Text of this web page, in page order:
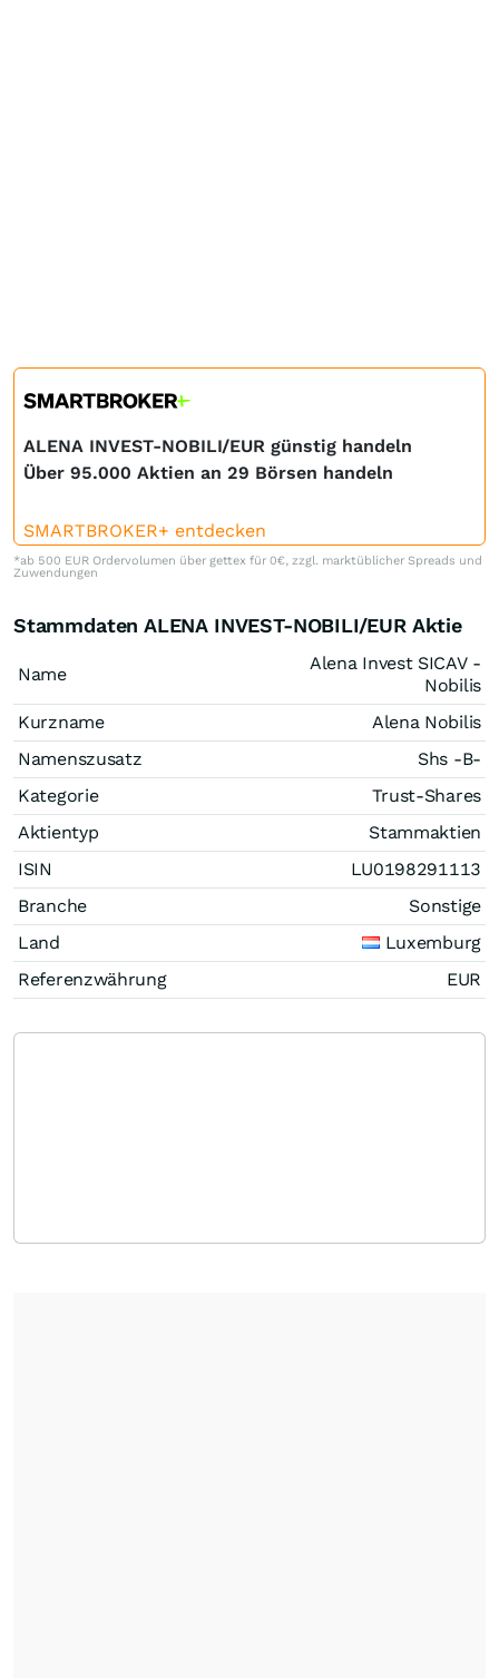
ALENA INVEST-NOBILI/EUR günstig handeln
Über 95.000 Aktien an 29 Börsen handeln
SMARTBROKER+ entdecken
*ab 500 EUR Ordervolumen über gettex für 0€, zzgl. marktüblicher Spreads und
Zuwendungen
Stammdaten ALENA INVEST-NOBILI/EUR Aktie
Name
Alena Invest SICAV -
Nobilis
Kurzname
Alena Nobilis
Namenszusatz
Shs -B-
Kategorie
Trust-Shares
Aktientyp
Stammaktien
ISIN
LU0198291113
Branche
Sonstige
Land
Luxemburg
Referenzwährung
EUR